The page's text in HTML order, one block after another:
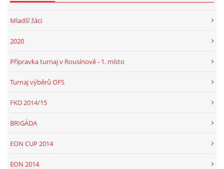
Mladší žáci
2020
Přípravka turnaj v Rousínově - 1. místo
Turnaj výběrů OFS
FKD 2014/15
BRIGÁDA
EON CUP 2014
EON 2014